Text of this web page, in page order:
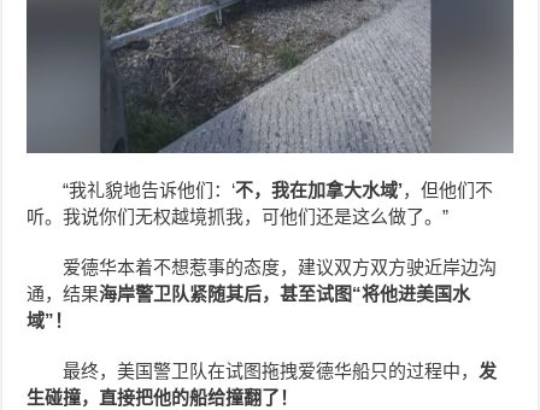
“我礼貌地告诉他们：‘不，我在加拿大水域’，但他们不
听。我说你们无权越境抓我，可他们还是这么做了。”
爱德华本着不想惹事的态度，建议双方双方驶近岸边沟
通，结果海岸警卫队紧随其后，甚至试图“将他进美国水
域”！
最终，美国警卫队在试图拖拽爱德华船只的过程中， 发
生碰撞，直接把他的船给撞翻了！